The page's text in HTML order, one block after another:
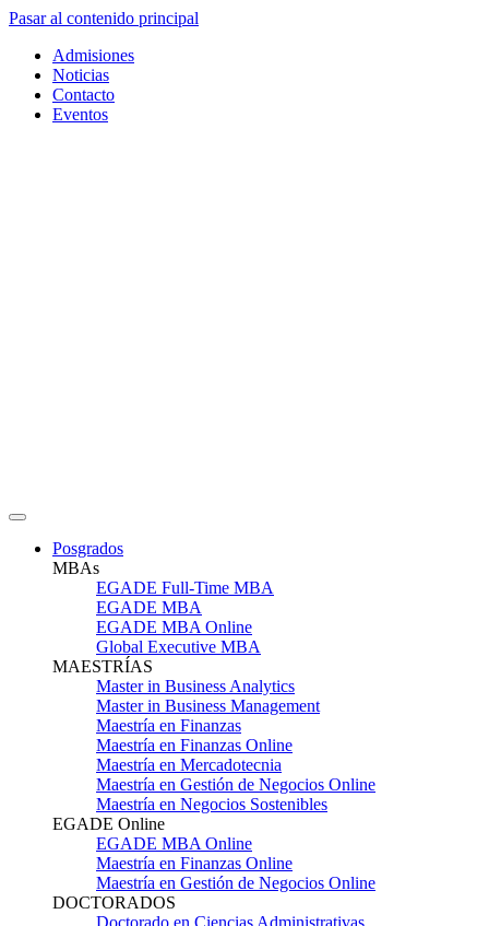
Pasar al contenido principal
Admisiones
Noticias
Contacto
Eventos
Posgrados
MBAs
EGADE Full-Time MBA
EGADE MBA
EGADE MBA Online
Global Executive MBA
MAESTRÍAS
Master in Business Analytics
Master in Business Management
Maestría en Finanzas
Maestría en Finanzas Online
Maestría en Mercadotecnia
Maestría en Gestión de Negocios Online
Maestría en Negocios Sostenibles
EGADE Online
EGADE MBA Online
Maestría en Finanzas Online
Maestría en Gestión de Negocios Online
DOCTORADOS
Doctorado en Ciencias Administrativas